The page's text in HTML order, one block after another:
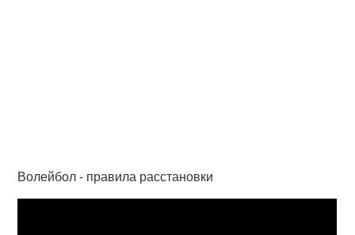
Волейбол - правила расстановки